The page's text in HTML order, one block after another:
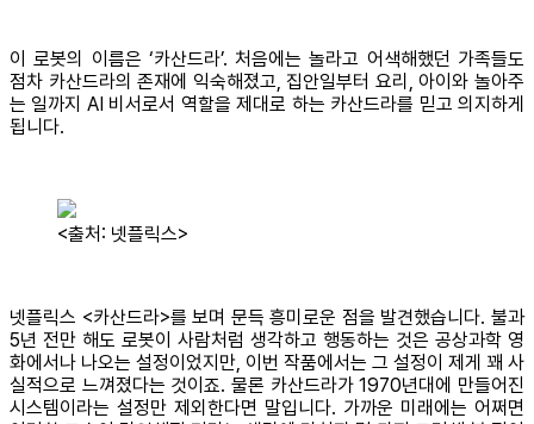
이 로봇의 이름은 ‘카산드라’. 처음에는 놀라고 어색해했던 가족들도
점차 카산드라의 존재에 익숙해졌고, 집안일부터 요리, 아이와 놀아주
는 일까지 AI 비서로서 역할을 제대로 하는 카산드라를 믿고 의지하게
됩니다.
<출처: 넷플릭스>
넷플릭스 <카산드라>를 보며 문득 흥미로운 점을 발견했습니다. 불과
5년 전만 해도 로봇이 사람처럼 생각하고 행동하는 것은 공상과학 영
화에서나 나오는 설정이었지만, 이번 작품에서는 그 설정이 제게 꽤 사
실적으로 느껴졌다는 것이죠. 물론 카산드라가 1970년대에 만들어진
시스템이라는 설정만 제외한다면 말입니다. 가까운 미래에는 어쩌면